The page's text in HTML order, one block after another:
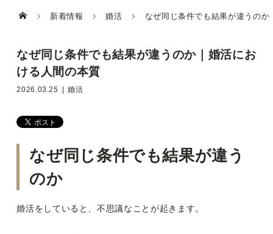
新着情報 婚活 なぜ同じ条件でも結果が違うの
なぜ同じ条件でも結果が違うのか｜婚活にお
ける人間の本質
2026.03.25 婚活
なぜ同じ条件でも結果が違う
のか
婚活をしていると、不思議なことが起きます。